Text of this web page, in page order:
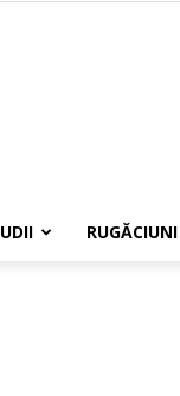
RUGĂCIUNI